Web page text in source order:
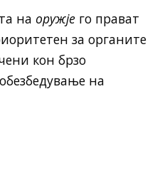
на оружје го прават
за органите
кон брзо
на